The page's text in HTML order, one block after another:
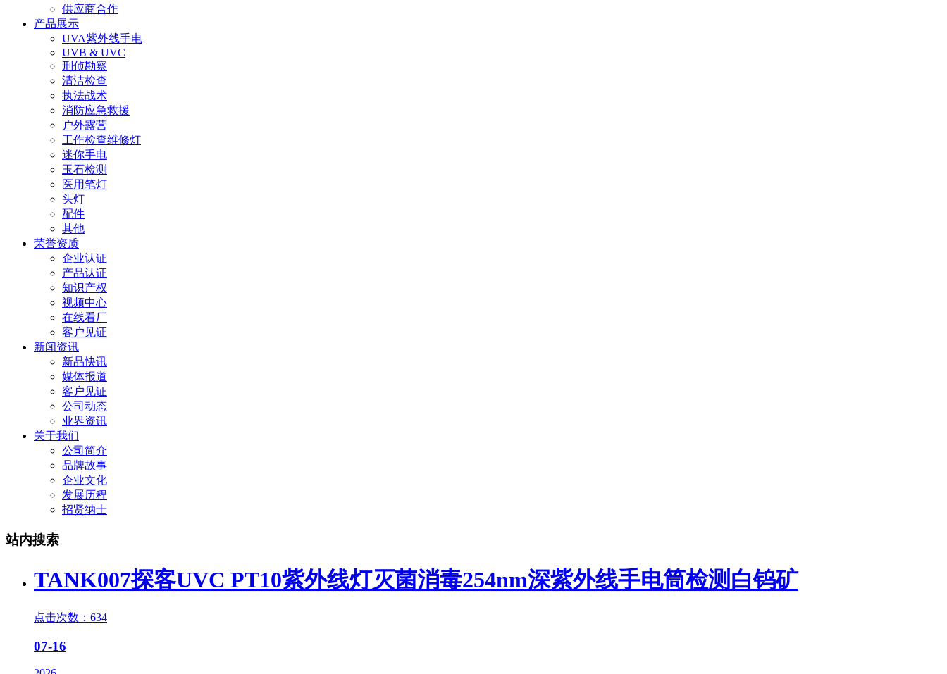
供应商合作
产品展示
UVA紫外线手电
UVB & UVC
刑侦勘察
清洁检查
执法战术
消防应急救援
户外露营
工作检查维修灯
迷你手电
玉石检测
医用笔灯
头灯
配件
其他
荣誉资质
企业认证
产品认证
知识产权
视频中心
在线看厂
客户见证
新闻资讯
新品快讯
媒体报道
客户见证
公司动态
业界资讯
关于我们
公司简介
品牌故事
企业文化
发展历程
招贤纳士
站内搜索
TANK007探客UVC PT10紫外线灯灭菌消毒254nm深紫外线手电筒检测白钨矿
点击次数：634
07-16